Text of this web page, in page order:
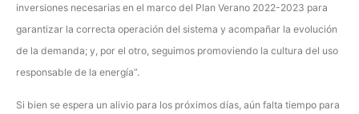
inversiones necesarias en el marco del Plan Verano 2022-2023 para
garantizar la correcta operación del sistema y acompañar la evolución
de la demanda; y, por el otro, seguimos promoviendo la cultura del uso
responsable de la energía”.
Si bien se espera un alivio para los próximos días, aún falta tiempo para